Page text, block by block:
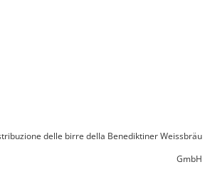
delle birre della Benediktiner Weissbräu
GmbH